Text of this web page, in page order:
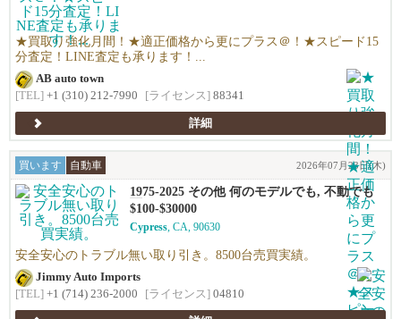
欧州車なんでも買います！
★買取り強化月間！★適正価格から更にプラス＠！★スピード15
分査定！LINE査定も承ります！...
AB auto town
[TEL] +1 (310) 212-7990 [ライセンス] 88341
詳細
買います 自動車 2026年07月23日(木)
1975-2025 その他 何のモデルでも, 不動でも
可
$100-$30000
Cypress, CA, 90630
安全安心のトラブル無い取り引き。8500台売買実績。
Jimmy Auto Imports
[TEL] +1 (714) 236-2000 [ライセンス] 04810